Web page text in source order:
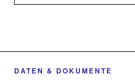
DATEN & DOKUMENTE